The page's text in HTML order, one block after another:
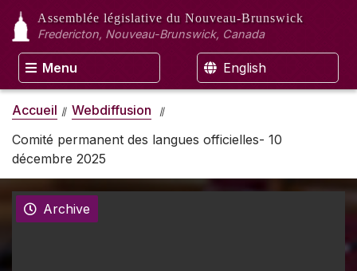
Assemblée législative du Nouveau-Brunswick
Fredericton, Nouveau-Brunswick, Canada
Menu English
Accueil
Webdiffusion
Comité permanent des langues officielles- 10
décembre 2025
Archive